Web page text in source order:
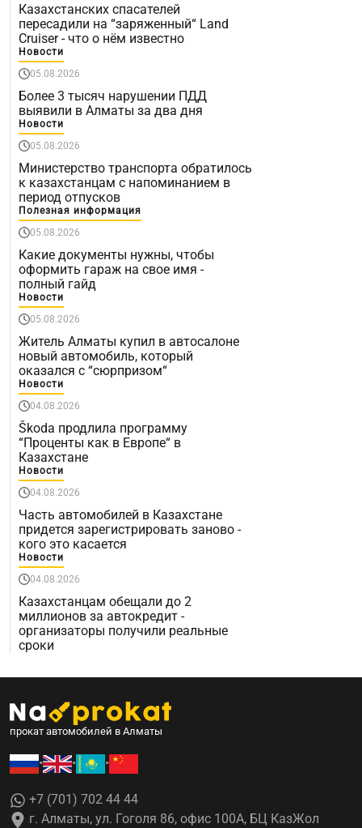
Казахстанских спасателей
пересадили на “заряженный“ Land
Cruiser - что о нём известно
Новости
05.08.2026
Более 3 тысяч нарушении ПДД
выявили в Алматы за два дня
Новости
05.08.2026
Министерство транспорта обратилось
к казахстанцам с напоминанием в
период отпусков
Полезная информация
05.08.2026
Какие документы нужны, чтобы
оформить гараж на свое имя -
полный гайд
Новости
05.08.2026
Житель Алматы купил в автосалоне
новый автомобиль, который
оказался с “сюрпризом“
Новости
04.08.2026
Škoda продлила программу
“Проценты как в Европе“ в
Казахстане
Новости
04.08.2026
Часть автомобилей в Казахстане
придется зарегистрировать заново -
кого это касается
Новости
04.08.2026
Казахстанцам обещали до 2
миллионов за автокредит -
организаторы получили реальные
сроки
прокат автомобилей в Алматы
• • •
+7 (701) 702 44 44
г. Алматы, ул. Гоголя 86, офис 100А, БЦ КазЖол